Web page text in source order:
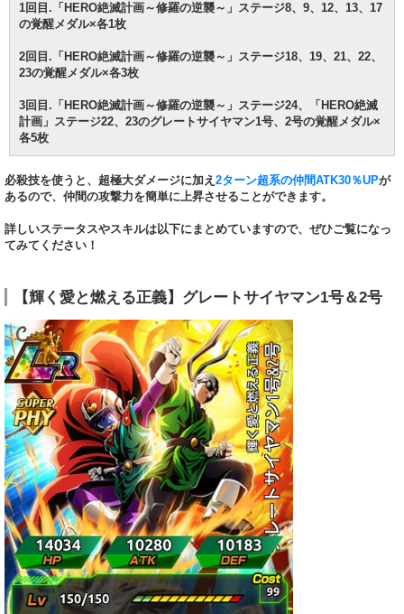
1回目.「HERO絶滅計画～修羅の逆襲～」ステージ8、9、12、13、17
の覚醒メダル×各1枚
2回目.「HERO絶滅計画～修羅の逆襲～」ステージ18、19、21、22、
23の覚醒メダル×各3枚
3回目.「HERO絶滅計画～修羅の逆襲～」ステージ24、「HERO絶滅
計画」ステージ22、23のグレートサイヤマン1号、2号の覚醒メダル×
各5枚
必殺技を使うと、超極大ダメージに加え 2ターン超系の仲間ATK30％UPが
あるので、仲間の攻撃力を簡単に上昇させることができます。
詳しいステータスやスキルは以下にまとめていますので、ぜひご覧になっ
てみてください！
【輝く愛と燃える正義】グレートサイヤマン1号＆2号